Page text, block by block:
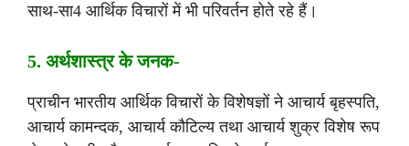
साथ-सा4 आर्थिक विचारों में भी परिवर्तन होते रहे हैं।
5. अर्थशास्त्र के जनक-
प्राचीन भारतीय आर्थिक विचारों के विशेषज्ञों ने आचार्य बृहस्पति,
आचार्य कामन्दक, आचार्य कौटिल्य तथा आचार्य शुक्र विशेष रूप